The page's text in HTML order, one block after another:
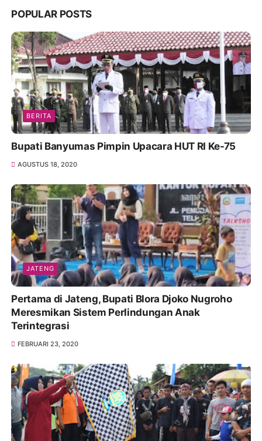
POPULAR POSTS
BERITA
Bupati Banyumas Pimpin Upacara HUT RI Ke-75
AGUSTUS 18, 2020
JATENG
Pertama di Jateng, Bupati Blora Djoko Nugroho
Meresmikan Sistem Perlindungan Anak
Terintegrasi
FEBRUARI 23, 2020